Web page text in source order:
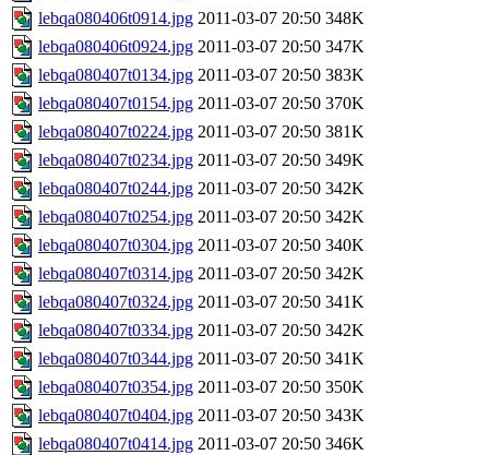
lebqa080406t0914.jpg 2011-03-07 20:50 348K
lebqa080406t0924.jpg 2011-03-07 20:50 347K
lebqa080407t0134.jpg 2011-03-07 20:50 383K
lebqa080407t0154.jpg 2011-03-07 20:50 370K
lebqa080407t0224.jpg 2011-03-07 20:50 381K
lebqa080407t0234.jpg 2011-03-07 20:50 349K
lebqa080407t0244.jpg 2011-03-07 20:50 342K
lebqa080407t0254.jpg 2011-03-07 20:50 342K
lebqa080407t0304.jpg 2011-03-07 20:50 340K
lebqa080407t0314.jpg 2011-03-07 20:50 342K
lebqa080407t0324.jpg 2011-03-07 20:50 341K
lebqa080407t0334.jpg 2011-03-07 20:50 342K
lebqa080407t0344.jpg 2011-03-07 20:50 341K
lebqa080407t0354.jpg 2011-03-07 20:50 350K
lebqa080407t0404.jpg 2011-03-07 20:50 343K
lebqa080407t0414.jpg 2011-03-07 20:50 346K